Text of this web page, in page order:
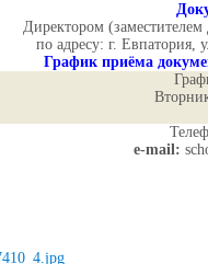
Директором
по адресу: г. Евпатория,
График приёма
e-mail: s